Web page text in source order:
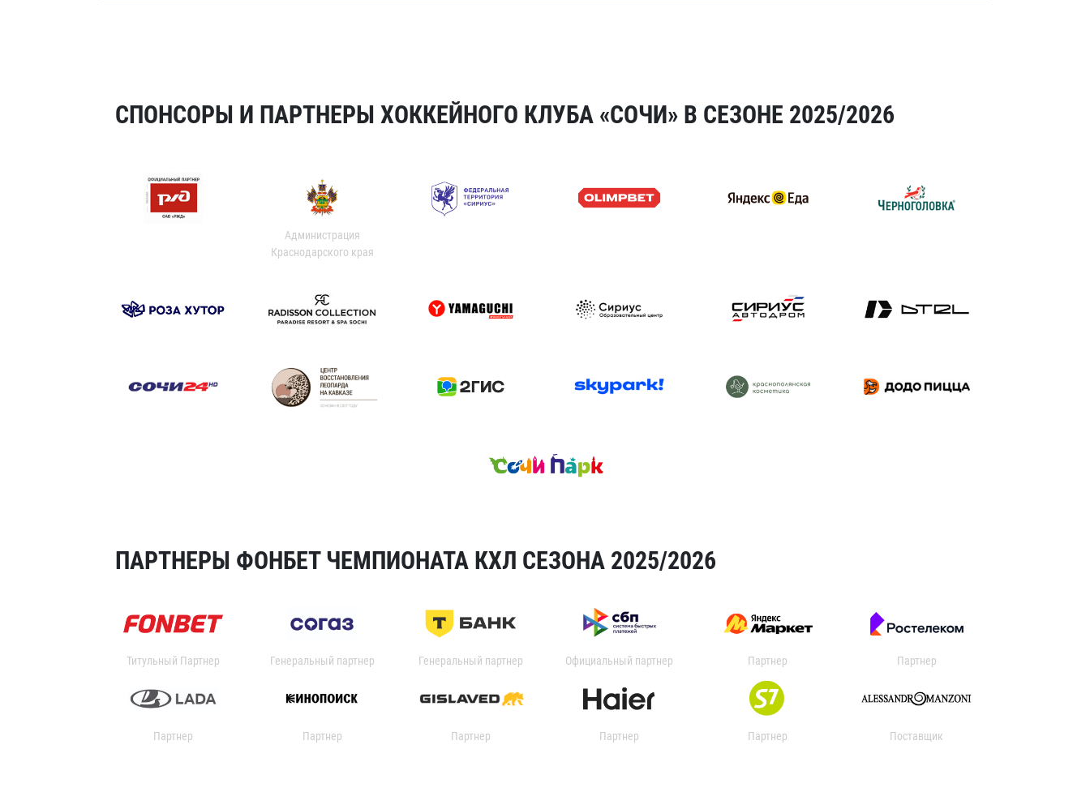
СПОНСОРЫ И ПАРТНЕРЫ ХОККЕЙНОГО КЛУБА «СОЧИ» В СЕЗОНЕ 2025/2026
Администрация
Краснодарского края
ПАРТНЕРЫ ФОНБЕТ ЧЕМПИОНАТА КХЛ СЕЗОНА 2025/2026
Титульный Партнер Генеральный партнер Генеральный партнер Официальный партнер Партнер Партнер
Партнер Партнер Партнер Партнер Партнер Поставщик